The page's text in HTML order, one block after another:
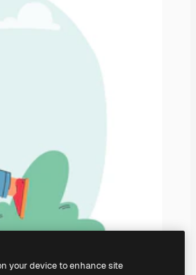
your device to enhance site